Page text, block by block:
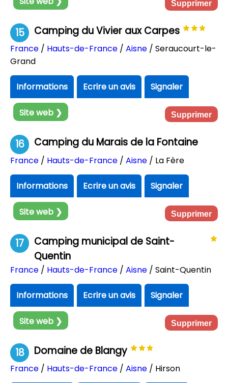
Supprimer
15 Camping du Vivier aux Carpes
France / Hauts-de-France / Aisne / Seraucourt-le-
Grand
Informations Ecrire un avis Signaler
Site web ❯ Supprimer
16 Camping du Marais de la Fontaine
France / Hauts-de-France / Aisne / La Fère
Informations Ecrire un avis Signaler
Site web ❯ Supprimer
17
Camping municipal de Saint-
Quentin
France / Hauts-de-France / Aisne / Saint-Quentin
Informations Ecrire un avis Signaler
Site web ❯ Supprimer
18 Domaine de Blangy
France / Hauts-de-France / Aisne / Hirson